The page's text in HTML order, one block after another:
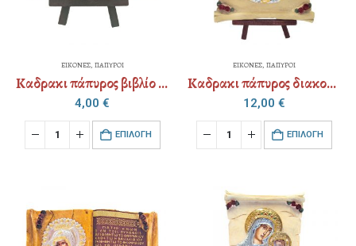
ΕΙΚΟΝΕΣ, ΠΑΠΥΡΟΙ
Kαδρακι πάπυρος βιβλίο μικρό – διακoσμημενο επάργυρο αμετάβλητο (επιλογή Αγίου)
4,00 €
EΠΙΛΟΓΉ
ΕΙΚΟΝΕΣ, ΠΑΠΥΡΟΙ
Kαδρακι πάπυρος διακοσμημένος επάργυρο αμετάβλητο (επιλογή Αγίου)
12,00 €
EΠΙΛΟΓΉ